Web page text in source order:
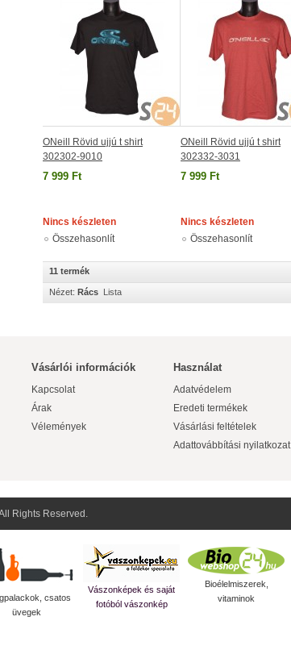
ONeill Rövid ujjú t shirt
302302-9010
7 999 Ft
Nincs készleten
Összehasonlít
ONeill Rövid ujjú t shirt
302332-3031
7 999 Ft
Nincs készleten
Összehasonlít
11 termék
Nézet: Rács Lista
Vásárlói információk
Kapcsolat
Árak
Vélemények
Használat
Adatvédelem
Eredeti termékek
Vásárlási feltételek
Adattovábbítási nyilatkozat
Rights Reserved.
csatos
üvegek
Vászonképek és saját
fotóból vászonkép
Bioélelmiszerek,
vitaminok